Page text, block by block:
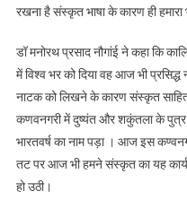
रखना है संस्कृत भाषा के कारण ही
डॉ मनोरथ प्रसाद नौगांई ने कहा कि
में विश्व भर को दिया वह आज भी
नाटक को लिखने के कारण संस्कृत
कणवनगरी में दुष्यंत और शकुंतला के
भारतवर्ष का नाम पड़ा । आज इस
तट पर आज भी हमने संस्कृत का यह
हो उठी।